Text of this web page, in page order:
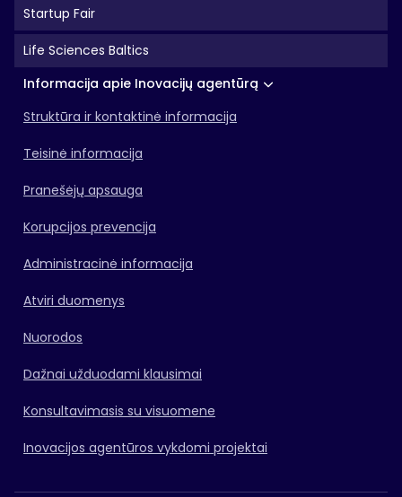
Startup Fair
Life Sciences Baltics
Informacija apie Inovacijų agentūrą
Struktūra ir kontaktinė informacija
Teisinė informacija
Pranešėjų apsauga
Korupcijos prevencija
Administracinė informacija
Atviri duomenys
Nuorodos
Dažnai užduodami klausimai
Konsultavimasis su visuomene
Inovacijos agentūros vykdomi projektai